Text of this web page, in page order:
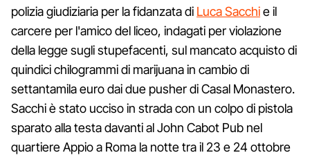
polizia giudiziaria per la fidanzata di Luca Sacchie il
carcere per l'amico del liceo, indagati per violazione
della legge sugli stupefacenti, sul mancato acquisto di
quindici chilogrammi di marijuana in cambio di
settantamila euro dai due pusher di Casal Monastero.
Sacchi è stato ucciso in strada con un colpo di pistola
sparato alla testa davanti al John Cabot Pub nel
quartiere Appio a Roma la notte tra il 23 e 24 ottobre